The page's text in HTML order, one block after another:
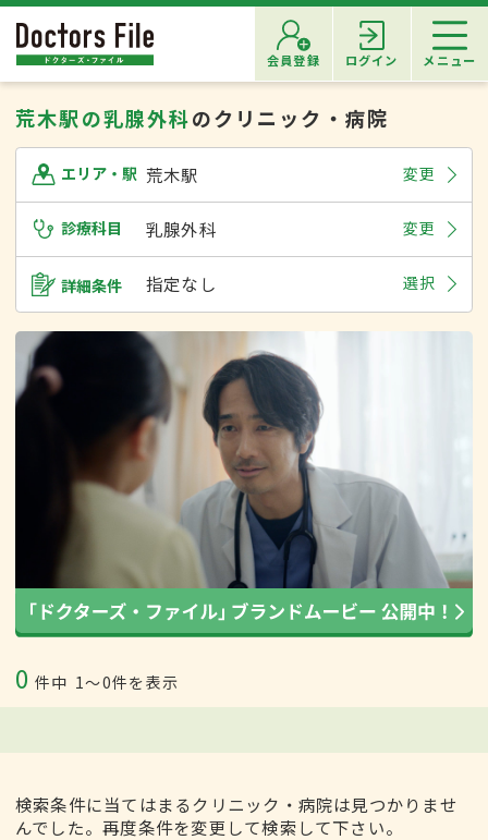
会員登録 ログイン メニュー
荒木駅の乳腺外科のクリニック・病院
エリア・駅 荒木駅 変更
診療科目 乳腺外科 変更
詳細条件 指定なし 選択
0 件中 1〜0件を表示
検索条件に当てはまるクリニック・病院は見つかりませ
んでした。再度条件を変更して検索して下さい。